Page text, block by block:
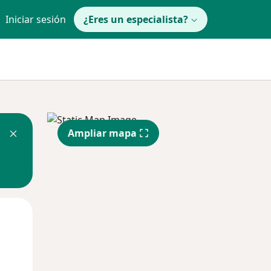
Iniciar sesión ¿Eres un especialista?
Ampliar mapa